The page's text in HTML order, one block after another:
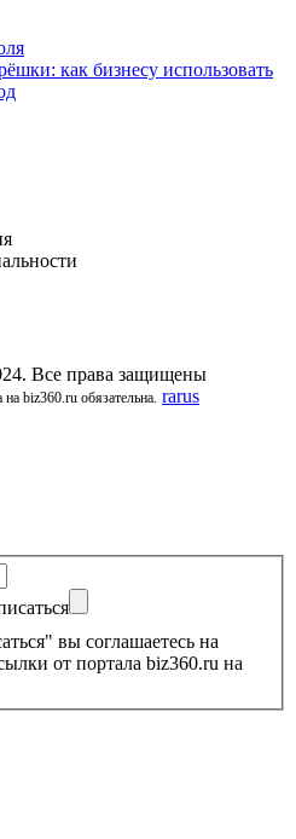
как бизнесу использовать
Все права защищены
biz360.ru обязательна. rarus
вы соглашаетесь на
от портала biz360.ru на